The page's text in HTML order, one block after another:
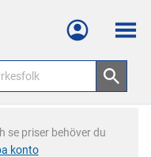
Meny
se priser behöver du
konto